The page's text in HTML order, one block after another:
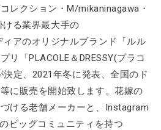
レクション・M/mikaninagawa・
ける業界最大手の
ィアのオリジナルブランド「ルル
リ「PLACOLE＆DRESSY(プラコ
定、2021年冬に発表、全国のド
に販売を開始致します。花嫁の
ける老舗メーカーと、Instagram
ビッグコミュニティを持つ